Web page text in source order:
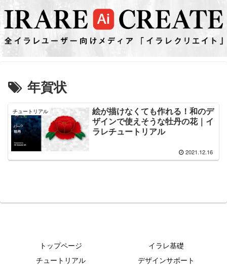
年賀状
チュートリアル
絵が描けなくても作れる！和のデ
ザインで使えそうな牡丹の花｜イ
ラレチュートリアル
2021.12.16
トップページ
イラレ基礎
チュートリアル
デザインサポート